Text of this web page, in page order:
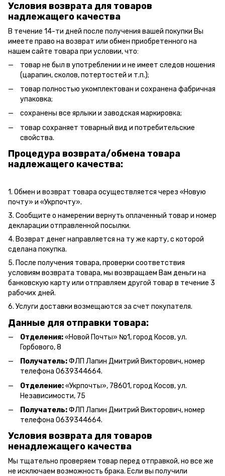
Условия возврата для товаров
надлежащего качества
В течение 14-ти дней после получения вашей покупки Вы
имеете право на возврат или обмен приобретенного на
нашем сайте товара при условии, что:
товар не был в употреблении и не имеет следов ношения
(царапин, сколов, потертостей и т.п.);
товар полностью укомплектован и сохранена фабричная
упаковка;
сохранены все ярлыки и заводская маркировка;
товар сохраняет товарный вид и потребительские
свойства.
Процедура возврата/обмена товара
надлежащего качества:
1. Обмен и возврат товара осуществляется через «Новую
почту» и «Укрпочту».
3. Сообщите о намерении вернуть оплаченный товар и номер
декларации отправленной посылки.
4. Возврат денег направляется на ту же карту, с которой
сделана покупка.
5. После получения товара, проверки соответствия
условиям возврата товара, мы возвращаем Вам деньги на
банковскую карту или отправляем другой товар в течение 3
рабочих дней.
6. Услуги доставки возмещаются за счет покупателя.
Данные для отправки товара:
Отделения:«Новой Почты» №1, город Косов,ул.
Горбового, 8
Получатель:ФЛП Лапин Дмитрий Викторович, номер
телефона 0639344664.
Отделение:«Укрпочты», 78601, город Косов, ул.
Независимости, 75
Получатель:ФЛП Лапин Дмитрий Викторович, номер
телефона 0639344664.
Условия возврата для товаров
ненадлежащего качества
Мы тщательно проверяем товар перед отправкой, но все же
не исключаем возможность брака. Если вы получили